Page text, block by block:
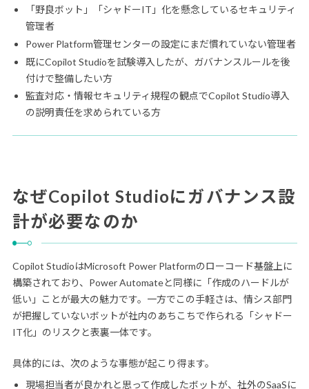
「野良ボット」「シャドーIT」化を懸念しているセキュリティ
管理者
Power Platform管理センターの設定にまだ慣れていない管理者
既にCopilot Studioを試験導入したが、ガバナンスルールを後
付けで整備したい方
監査対応・情報セキュリティ規程の観点でCopilot Studio導入
の説明責任を求められている方
なぜCopilot Studioにガバナンス設
計が必要なのか
Copilot StudioはMicrosoft Power Platformのローコード基盤上に
構築されており、Power Automateと同様に「作成のハードルが
低い」ことが最大の魅力です。一方でこの手軽さは、情シス部門
が把握していないボットが社内のあちこちで作られる「シャドー
IT化」のリスクと表裏一体です。
具体的には、次のような事態が起こり得ます。
現場担当者が良かれと思って作成したボットが、社外のSaaSに